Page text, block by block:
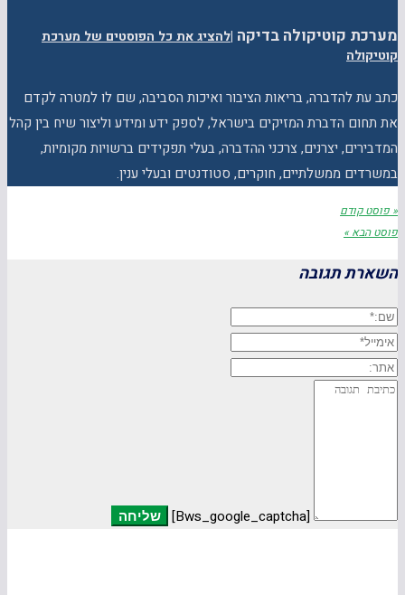
מערכת קוטיקולה בדיקה |להציג את כל הפוסטים של מערכת
קוטיקולה
כתב עת להדברה, בריאות הציבור ואיכות הסביבה, שם לו למטרה לקדם
את תחום הדברת המזיקים בישראל, לספק ידע ומידע וליצור שיח בין קהל
המדבירים, יצרנים, צרכני ההדברה, בעלי תפקידים ברשויות מקומיות,
במשרדים ממשלתיים, חוקרים, סטודנטים ובעלי ענין.
« פוסט קודם
פוסט הבא »
השארת תגובה
שם:*
אימייל*
אתר:
תגובה
[bws_google_captcha]